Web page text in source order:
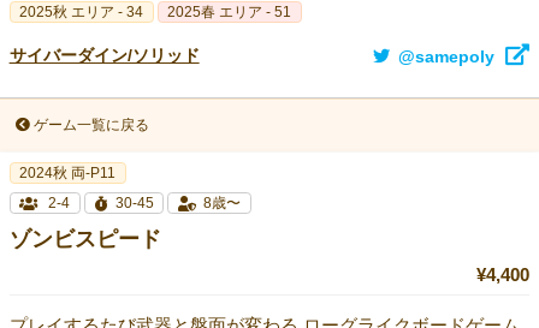
2025秋 エリア - 34 2025春 エリア - 51
サイバーダイン/ソリッド @samepoly
ゲーム一覧に戻る
2024秋 両-P11
2-4
30-45 8歳〜
ゾンビスピード
¥4,400